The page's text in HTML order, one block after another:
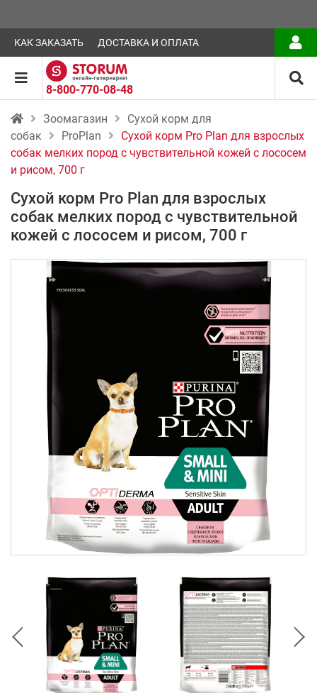
КАК ЗАКАЗАТЬ ДОСТАВКА И ОПЛАТА
8-800-770-08-48
Зоомагазин
Сухой корм для
собак
ProPlan
Сухой корм Pro Plan для взрослых
собак мелких пород с чувствительной кожей с лососем
и рисом, 700 г
Сухой корм Pro Plan для взрослых
собак мелких пород с чувствительной
кожей с лососем и рисом, 700 г